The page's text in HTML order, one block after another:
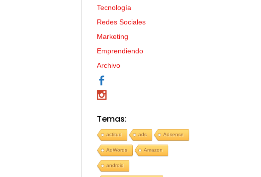
Tecnología
Redes Sociales
Marketing
Emprendiendo
Archivo
Temas:
actitud ads Adsense
AdWords Amazon
android